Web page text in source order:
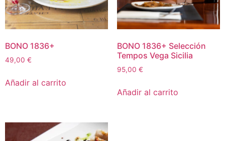
BONO 1836+
49,00 €
Añadir al carrito
BONO 1836+ Selección
Tempos Vega Sicilia
95,00 €
Añadir al carrito